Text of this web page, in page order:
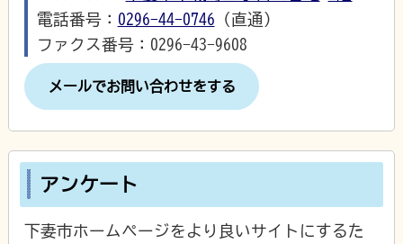
電話番号： 0296-44-0746 （直通）
ファクス番号：0296-43-9608
メールでお問い合わせをする
アンケート
下妻市ホームページをより良いサイトにするた